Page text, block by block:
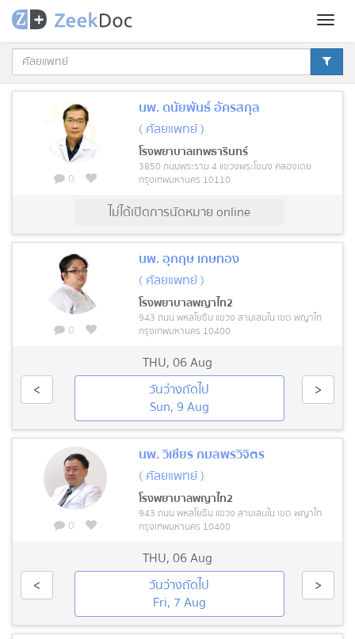
0
นพ. ดนัยพันธ์ อัครสกุล
( ศัลยแพทย์ )
โรงพยาบาลเทพธารินทร์
3850 ถนนพระราม 4 แขวงพระโขนง คลองเตย
กรุงเทพมหานคร 10110
ไม่ได้เปิดการนัดหมาย online
0
นพ. อุกฤษ เกษทอง
( ศัลยแพทย์ )
โรงพยาบาลพญาไท2
943 ถนน พหลโยธิน แขวง สามเสนใน เขต พญาไท
กรุงเทพมหานคร 10400
THU,06 Aug
<
วันว่างถัดไป
Sun, 9 Aug
>
0
นพ. วิเชียร กมลพรวิจิตร
( ศัลยแพทย์ )
โรงพยาบาลพญาไท2
943 ถนน พหลโยธิน แขวง สามเสนใน เขต พญาไท
กรุงเทพมหานคร 10400
THU,06 Aug
<
วันว่างถัดไป
Fri, 7 Aug
>